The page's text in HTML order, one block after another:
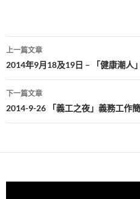
文
章
導
覽
上一篇文章
2014年9月18及19日 – 「健康潮人
下一篇文章
2014-9-26 「義工之夜」義務工作